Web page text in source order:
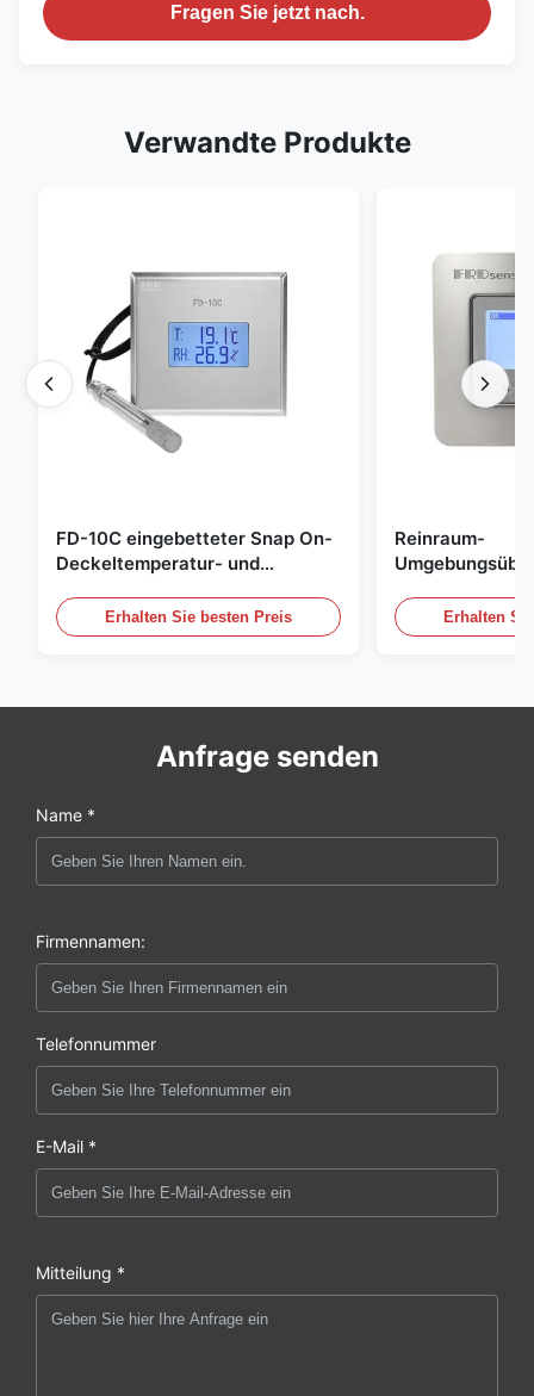
Fragen Sie jetzt nach.
Verwandte Produkte
FD-10C eingebetteter Snap On-
Deckeltemperatur- und
Edelstahlmonitor
Erhalten Sie besten Preis
Reinraum-
20mA/RS485
Erhalten
Anfrage senden
Name *
Firmennamen:
Telefonnummer
E-Mail *
Mitteilung *